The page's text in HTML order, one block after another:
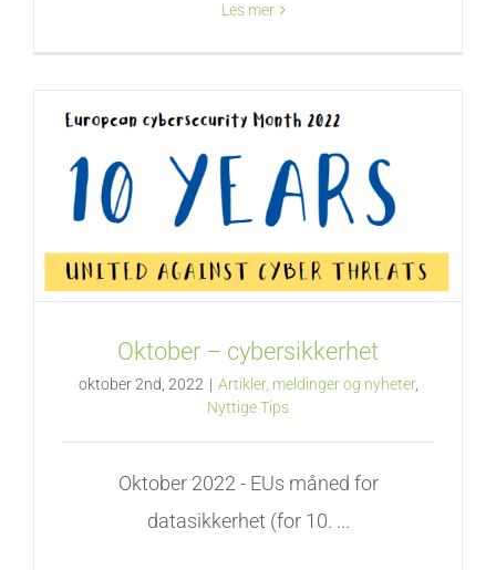
Les mer
Oktober – cybersikkerhet
oktober 2nd, 2022 | Artikler, meldinger og nyheter,
Nyttige Tips
Oktober 2022 - EUs måned for
datasikkerhet (for 10. ...